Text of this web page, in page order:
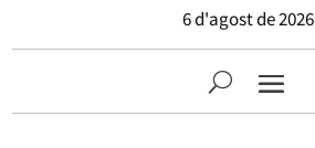
6 d'agost de 2026